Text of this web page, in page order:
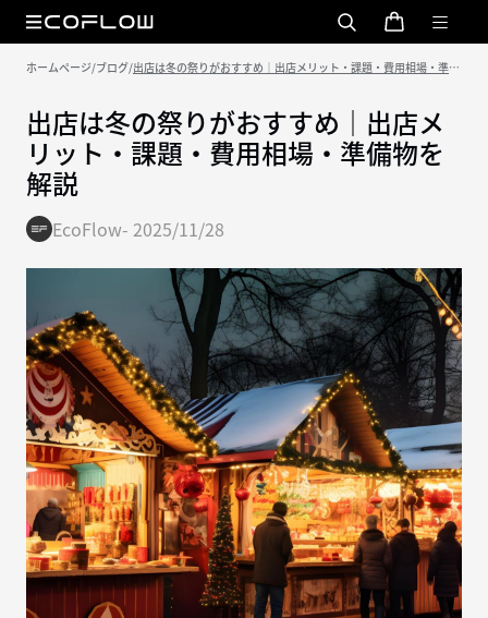
ホームページ/ブログ/出店は冬の祭りがおすすめ｜出店メリット・課題・費用相場・準備
出店は冬の祭りがおすすめ｜出店メ
リット・課題・費用相場・準備物を
解説
EcoFlow- 2025/11/28